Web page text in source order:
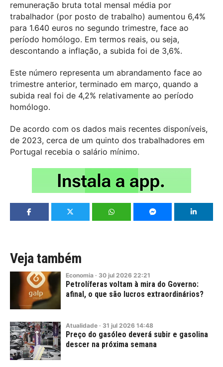
remuneração bruta total mensal média por
trabalhador (por posto de trabalho) aumentou 6,4%
para 1.640 euros no segundo trimestre, face ao
período homólogo. Em termos reais, ou seja,
descontando a inflação, a subida foi de 3,6%.
Este número representa um abrandamento face ao
trimestre anterior, terminado em março, quando a
subida real foi de 4,2% relativamente ao período
homólogo.
De acordo com os dados mais recentes disponíveis,
de 2023, cerca de um quinto dos trabalhadores em
Portugal recebia o salário mínimo.
Veja também
Economia · 30 jul 2026 22:21
Petrolíferas voltam à mira do Governo:
afinal, o que são lucros extraordinários?
Atualidade · 31 jul 2026 14:48
Preço do gasóleo deverá subir e gasolina
descer na próxima semana